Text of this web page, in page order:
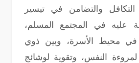
والتضامن في تيسير
عليه في المجتمع المسلم،
في محيط الأسرة، وبين ذوي
لمروءة النفس، وتقوية لوشائج